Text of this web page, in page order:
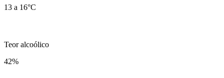
13 a 16°C
Teor alcoólico
42%